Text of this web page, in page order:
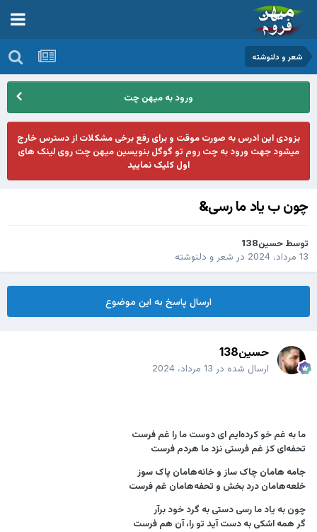
شعر و دلنوشته
ورود به میهن چت
بزودی این ادرس به صورت موقت و برای رفع برخی مشکلات از دسترس خارج
میشود جهت ورود به چت روم تو گوگل بنویسین میهن چت روی لینک های
اول کلیک نمایید
چون ب یاد ما رسی&
توسط حسین138
13 مرداد، 2024
در شعر و دلنوشته
ارسال پاسخ به این موضوع
حسین138
ارسال شده در 13 مرداد، 2024
ما به غم خو کرده‌ایم ای دوست ما را غم فرست
تحفه‌ای کز غم فرستی نزد ما هردم فرست
جامه هامان چاک ساز و خانه‌هامان پاک سوز
خلعه‌هامان درد بخش و تحفه‌هامان غم فرست
چون به یاد ما رسی دستی به گرد خود برآر
گر همه اشکی به دست آید تو را، آن هم فرست